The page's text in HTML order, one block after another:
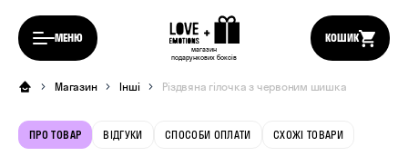
МЕНЮ
магазин
подарункових боксів
КОШИК
Магазин Інші Різдвяна гілочка з червоним шишка
ПРО ТОВАР ВІДГУКИ СПОСОБИ ОПЛАТИ СХОЖІ ТОВАРИ